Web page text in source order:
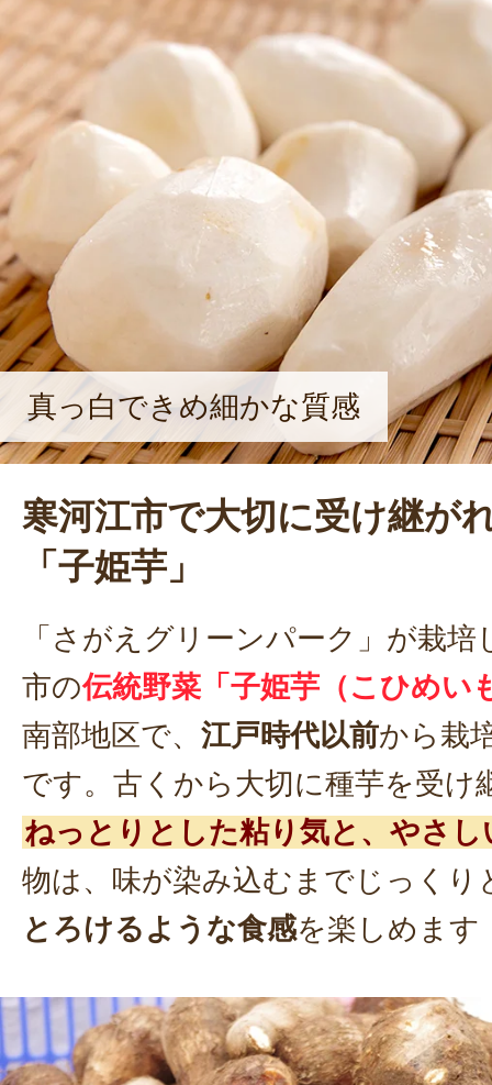
らんぼやいちごのほか、野菜の栽培
ている。「観光農園のいいところは
味しかった』という声が直接聞ける
がいになっています」と、うれしそ
真っ白できめ細かな質感
寒河江市で大切に受け継が
「子姫芋」
「さがえグリーンパーク」が栽
市の伝統野菜「子姫芋（こひめい
南部地区で、 江戸時代以前から栽
です。古くから大切に種芋を受け
ねっとりとした粘り気と、やさし
物は、味が染み込むまでじっくり
とろけるような食感を楽しめます